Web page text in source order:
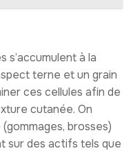
s’accumulent à la
terne et un grain
ces cellules afin de
cutanée. On
brosses)
sur des actifs tels que